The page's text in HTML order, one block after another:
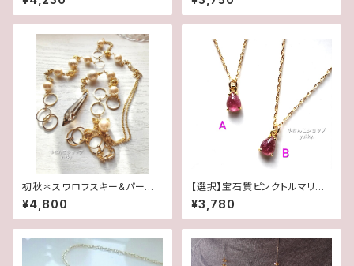
初秋✽スワロフスキー&パール
✽Y字ロングネックレス【1点物】
★
¥4,800
【選択】宝石質ピンクトルマリンA
A++ペアシェイプ7×5mm 18
KGP✽ネックレス14kgf(1点物
ずつ)
¥3,780